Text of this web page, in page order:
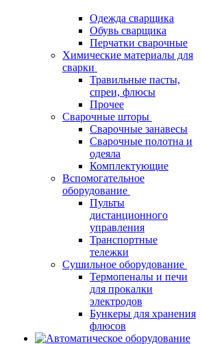
Одежда сварщика
Обувь сварщика
Перчатки сварочные
Химические материалы для
сварки
Травильные пасты,
спреи, флюсы
Прочее
Сварочные шторы
Сварочные занавесы
Сварочные полотна и
одеяла
Комплектующие
Вспомогательное
оборудование
Пульты
дистанционного
управления
Транспортные
тележки
Сушильное оборудование
Термопеналы и печи
для прокалки
электродов
Бункеры для хранения
флюсов